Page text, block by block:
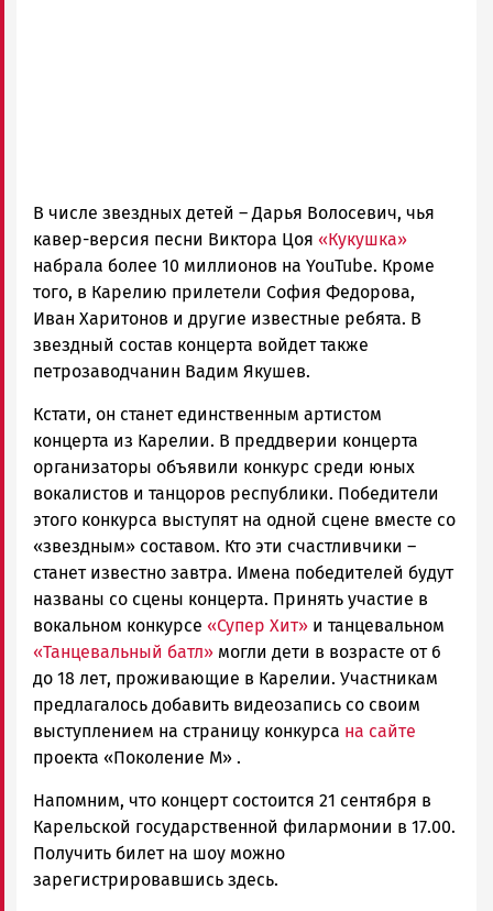
В числе звездных детей – Дарья Волосевич, чья
кавер-версия песни Виктора Цоя «Кукушка»
набрала более 10 миллионов на YouTube. Кроме
того, в Карелию прилетели София Федорова,
Иван Харитонов и другие известные ребята. В
звездный состав концерта войдет также
петрозаводчанин Вадим Якушев.
Кстати, он станет единственным артистом
концерта из Карелии. В преддверии концерта
организаторы объявили конкурс среди юных
вокалистов и танцоров республики. Победители
этого конкурса выступят на одной сцене вместе со
«звездным» составом. Кто эти счастливчики –
станет известно завтра. Имена победителей будут
названы со сцены концерта. Принять участие в
вокальном конкурсе «Супер Хит» и танцевальном
«Танцевальный батл» могли дети в возрасте от 6
до 18 лет, проживающие в Карелии. Участникам
предлагалось добавить видеозапись со своим
выступлением на страницу конкурса на сайте
проекта «Поколение М» .
Напомним, что концерт состоится 21 сентября в
Карельской государственной филармонии в 17.00.
Получить билет на шоу можно
зарегистрировавшись здесь.